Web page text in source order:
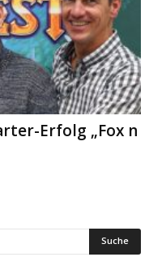
Erfolg „Fox n